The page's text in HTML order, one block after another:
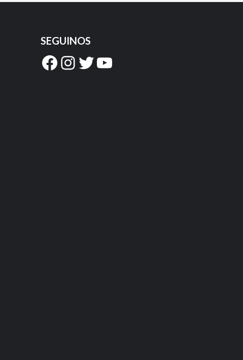
SEGUINOS
Facebook
Instagram
Twitter
YouTube